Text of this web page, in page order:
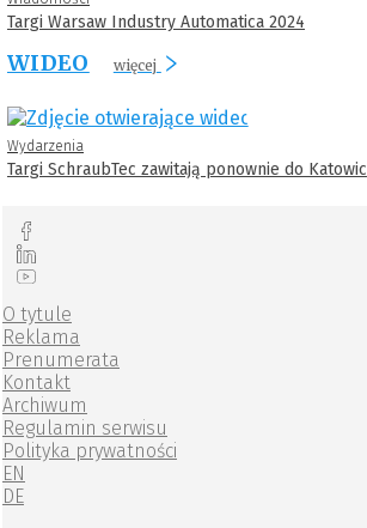
Targi Warsaw Industry Automatica 2024
WIDEO więcej
Wydarzenia
Targi SchraubTec zawitają ponownie do Katowic
O tytule
Reklama
Prenumerata
Kontakt
Archiwum
Regulamin serwisu
Polityka prywatności
EN
DE